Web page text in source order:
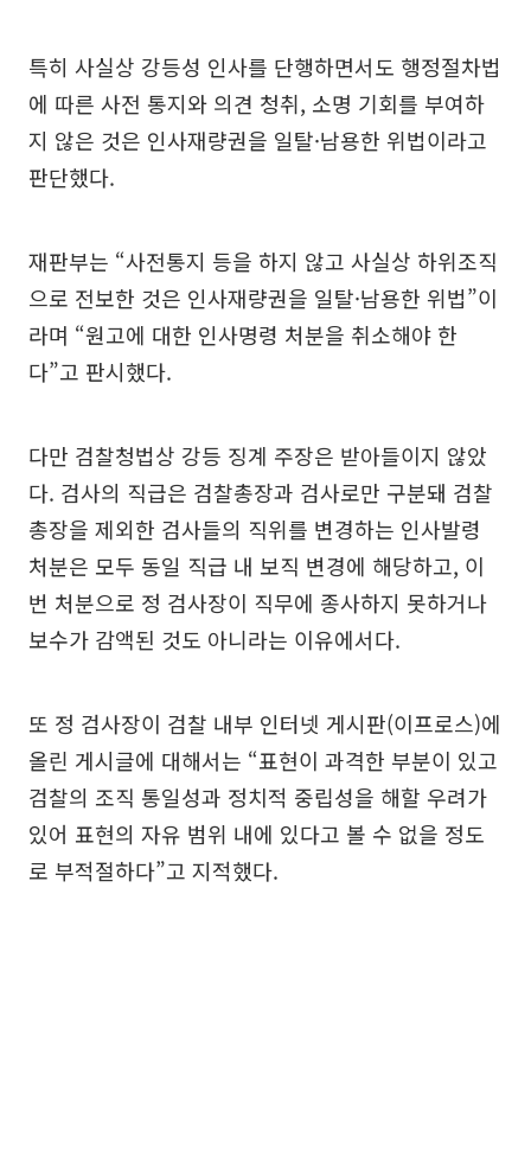
특히 사실상 강등성 인사를 단행하면서도 행정절차법
에 따른 사전 통지와 의견 청취, 소명 기회를 부여하
지 않은 것은 인사재량권을 일탈·남용한 위법이라고
판단했다.
재판부는 “사전통지 등을 하지 않고 사실상 하위조직
으로 전보한 것은 인사재량권을 일탈·남용한 위법”이
라며 “원고에 대한 인사명령 처분을 취소해야 한
다”고 판시했다.
다만 검찰청법상 강등 징계 주장은 받아들이지 않았
다. 검사의 직급은 검찰총장과 검사로만 구분돼 검찰
총장을 제외한 검사들의 직위를 변경하는 인사발령
처분은 모두 동일 직급 내 보직 변경에 해당하고, 이
번 처분으로 정 검사장이 직무에 종사하지 못하거나
보수가 감액된 것도 아니라는 이유에서다.
또 정 검사장이 검찰 내부 인터넷 게시판(이프로스)에
올린 게시글에 대해서는 “표현이 과격한 부분이 있고
검찰의 조직 통일성과 정치적 중립성을 해할 우려가
있어 표현의 자유 범위 내에 있다고 볼 수 없을 정도
로 부적절하다”고 지적했다.